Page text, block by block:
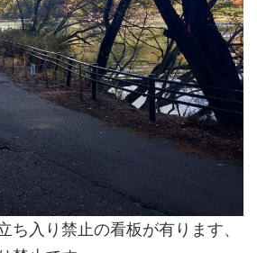
ち入り禁止の看板が有ります、